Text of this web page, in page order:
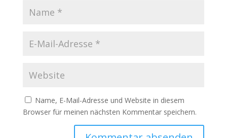
Name, E-Mail-Adresse und Website in diesem
Browser für meinen nächsten Kommentar speichern.